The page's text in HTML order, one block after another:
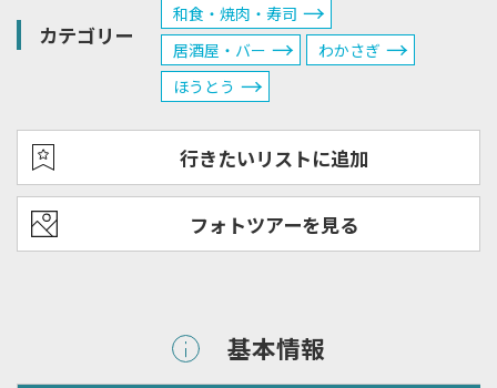
カテゴリー
和食・焼肉・寿司
居酒屋・バー
わかさぎ
ほうとう
行きたいリストに追加
フォトツアーを見る
基本情報